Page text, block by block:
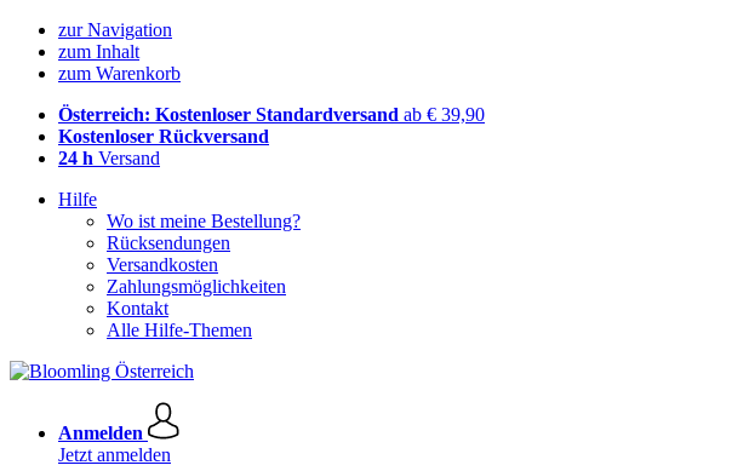
zur Navigation
zum Inhalt
zum Warenkorb
Österreich: Kostenloser Standardversand ab € 39,90
Kostenloser Rückversand
24 h Versand
Hilfe
Wo ist meine Bestellung?
Rücksendungen
Versandkosten
Zahlungsmöglichkeiten
Kontakt
Alle Hilfe-Themen
Anmelden
Jetzt anmelden